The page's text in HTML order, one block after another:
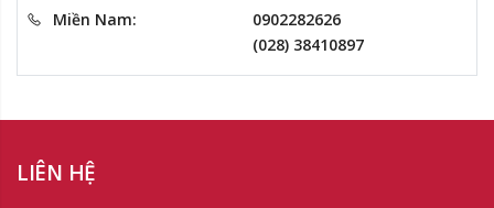
Miền Nam:
0902282626
(028) 38410897
LIÊN HỆ